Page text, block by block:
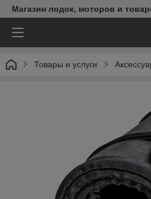
Магазин лодок, моторов и
Товары и услуги